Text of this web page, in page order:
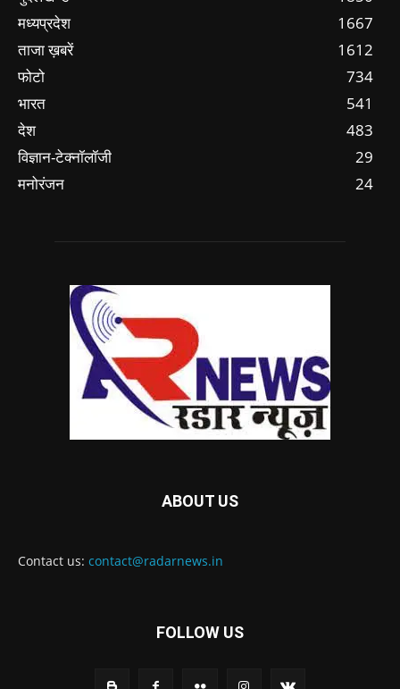
मध्यप्रदेश
1667
ताजा ख़बरें
1612
फोटो
734
भारत
541
देश
483
विज्ञान-टेक्नॉलॉजी
29
मनोरंजन
24
ABOUT US
Contact us: contact@radarnews.in
FOLLOW US